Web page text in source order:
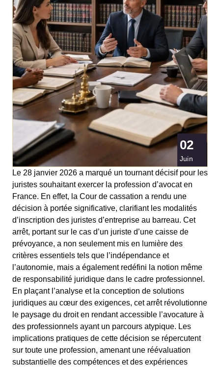
02
Juin
Le 28 janvier 2026 a marqué un tournant décisif pour les
juristes souhaitant exercer la profession d’avocat en
France. En effet, la Cour de cassation a rendu une
décision à portée significative, clarifiant les modalités
d’inscription des juristes d’entreprise au barreau. Cet
arrêt, portant sur le cas d’un juriste d’une caisse de
prévoyance, a non seulement mis en lumière des
critères essentiels tels que l’indépendance et
l’autonomie, mais a également redéfini la notion même
de responsabilité juridique dans le cadre professionnel.
En plaçant l’analyse et la conception de solutions
juridiques au cœur des exigences, cet arrêt révolutionne
le paysage du droit en rendant accessible l’avocature à
des professionnels ayant un parcours atypique. Les
implications pratiques de cette décision se répercutent
sur toute une profession, amenant une réévaluation
substantielle des compétences et des expériences